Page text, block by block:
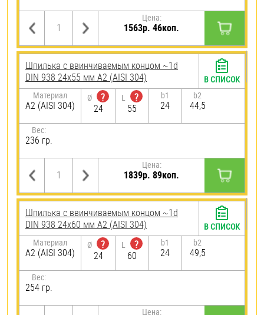
Цена:
1563р. 46коп.
Шпилька c ввинчиваемым концом ~1d
DIN 938 24х55 мм А2 (AISI 304)
Материал
А2 (AISI 304)
Ø
?
24
L
?
55
b1
24
b2
44,5
Вес:
236 гр.
Цена:
1839р. 89коп.
В СПИСОК
Шпилька c ввинчиваемым концом ~1d
DIN 938 24х60 мм А2 (AISI 304)
Материал
А2 (AISI 304)
Ø
?
24
L
?
60
b1
24
b2
49,5
Вес:
254 гр.
Цена:
В СПИСОК